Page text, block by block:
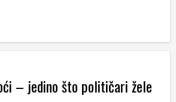
– jedino što političari žele